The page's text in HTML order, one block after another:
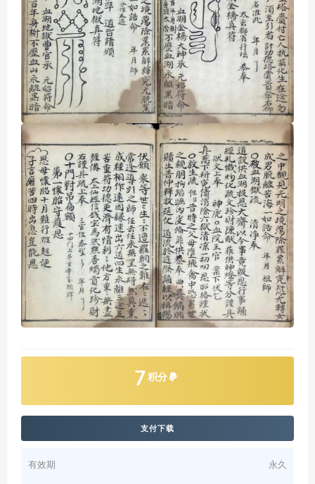
7 积分
支付下载
有效期 永久